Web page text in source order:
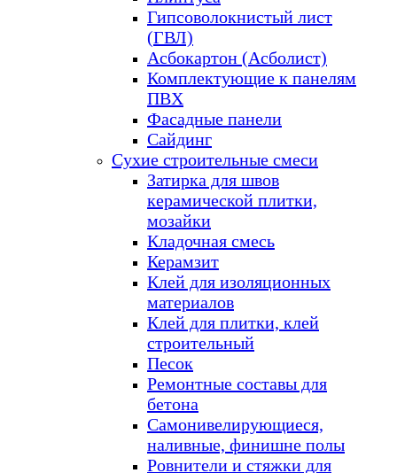
Гипсоволокнистый лист
(ГВЛ)
Асбокартон (Асболист)
Комплектующие к панелям
ПВХ
Фасадные панели
Сайдинг
Сухие строительные смеси
Затирка для швов
керамической плитки,
мозайки
Кладочная смесь
Керамзит
Клей для изоляционных
материалов
Клей для плитки, клей
строительный
Песок
Ремонтные составы для
бетона
Самонивелирующиеся,
наливные, финишне полы
Ровнители и стяжки для